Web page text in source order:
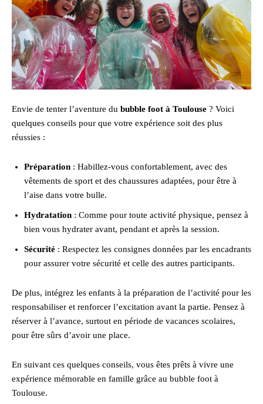
Envie de tenter l’aventure du bubble foot à Toulouse ? Voici
quelques conseils pour que votre expérience soit des plus
réussies :
Préparation : Habillez-vous confortablement, avec des
vêtements de sport et des chaussures adaptées, pour être à
l’aise dans votre bulle.
Hydratation : Comme pour toute activité physique, pensez à
bien vous hydrater avant, pendant et après la session.
Sécurité : Respectez les consignes données par les encadrants
pour assurer votre sécurité et celle des autres participants.
De plus, intégrez les enfants à la préparation de l’activité pour les
responsabiliser et renforcer l’excitation avant la partie. Pensez à
réserver à l’avance, surtout en période de vacances scolaires,
pour être sûrs d’avoir une place.
En suivant ces quelques conseils, vous êtes prêts à vivre une
expérience mémorable en famille grâce au bubble foot à
Toulouse.